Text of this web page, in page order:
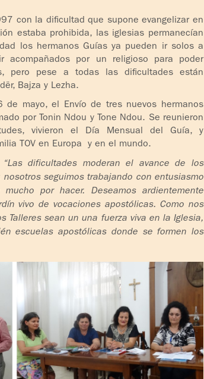
con la dificultad que supone evangelizar en
estaba prohibida, las iglesias permanecían
los hermanos Guías ya pueden ir solos a
acompañados por un religioso para poder
pero pese a todas las dificultades están
Bajza y Lezha.
mayo, el Envío de tres nuevos hermanos
por Tonin Ndou y Tone Ndou. Se reunieron
vivieron el Día Mensual del Guía, y
TOV en Europa y en el mundo.
“Las dificultades moderan el avance de los
seguimos trabajando con entusiasmo
por hacer. Deseamos ardientemente
vivo de vocaciones apostólicas. Como nos
Talleres sean un una fuerza viva en la Iglesia,
escuelas apostólicas donde se formen los